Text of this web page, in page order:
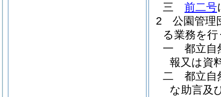
三
前二号
2
公園管理
る業務を
一
都立自
報又は資
二
都立自
な助言及